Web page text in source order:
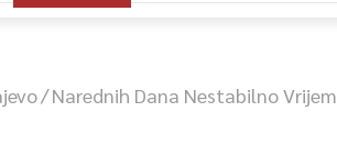
/Narednih Dana Nestabilno